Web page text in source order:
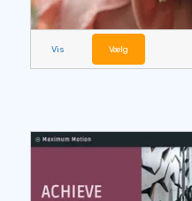
Vis Vælg